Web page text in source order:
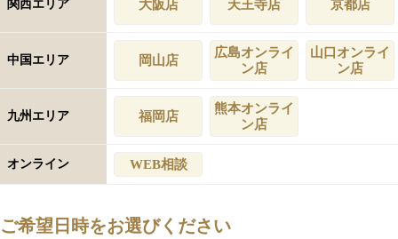
関西エリア 大阪店 天王寺店 京都店
中国エリア 岡山店
広島オンライ
ン店
山口オンライ
ン店
九州エリア 福岡店
熊本オンライ
ン店
オンライン WEB相談
ご希望日時をお選びください